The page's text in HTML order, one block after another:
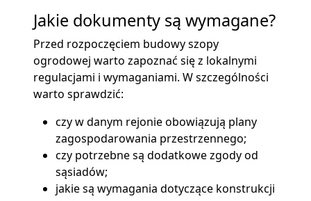
Jakie dokumenty są wymagane?
Przed rozpoczęciem budowy szopy
ogrodowej warto zapoznać się z lokalnymi
regulacjami i wymaganiami. W szczególności
warto sprawdzić:
czy w danym rejonie obowiązują plany
zagospodarowania przestrzennego;
czy potrzebne są dodatkowe zgody od
sąsiadów;
jakie są wymagania dotyczące konstrukcji